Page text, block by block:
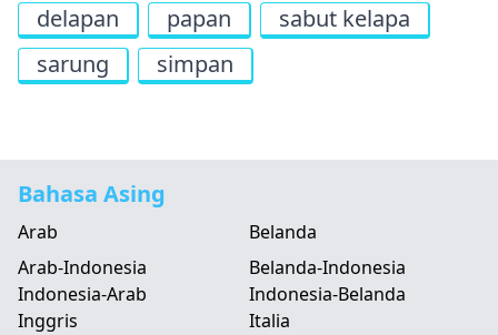
delapan
papan
sabut kelapa
sarung
simpan
Bahasa Asing
Arab
Arab-Indonesia
Indonesia-Arab
Belanda
Belanda-Indonesia
Indonesia-Belanda
Inggris
Italia